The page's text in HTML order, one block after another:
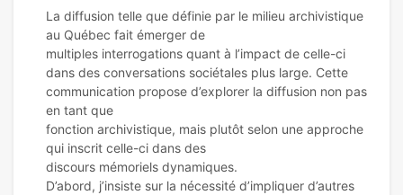
La diffusion telle que définie par le milieu archivistique
au Québec fait émerger de
multiples interrogations quant à l’impact de celle-ci
dans des conversations sociétales plus large. Cette
communication propose d’explorer la diffusion non pas
en tant que
fonction archivistique, mais plutôt selon une approche
qui inscrit celle-ci dans des
discours mémoriels dynamiques.
D’abord, j’insiste sur la nécessité d’impliquer d’autres